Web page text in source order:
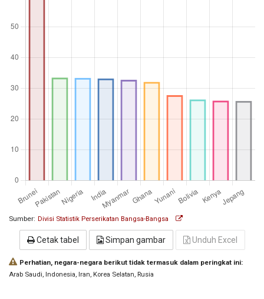
Sumber: Divisi Statistik Perserikatan Bangsa-Bangsa
Cetak tabel Simpan gambar Unduh Excel
Perhatian, negara-negara berikut tidak termasuk dalam peringkat ini:
Arab Saudi, Indonesia, Iran, Korea Selatan, Rusia